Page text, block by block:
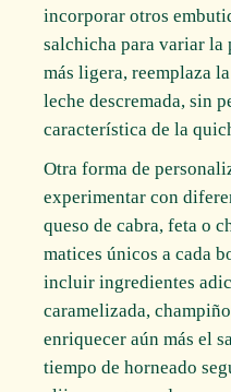
incorporar otros
salchicha para variar la
más ligera, reemplaza
leche descremada, sin
característica de la
Otra forma de
experimentar con
queso de cabra, feta o
matices únicos a cada
incluir ingredientes
caramelizada,
enriquecer aún más el
tiempo de horneado